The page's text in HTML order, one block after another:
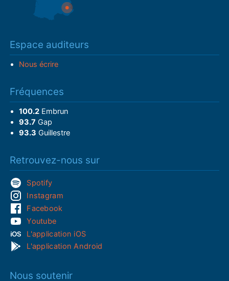
Espace auditeurs
Nous écrire
Fréquences
100.2Embrun
93.7 Gap
93.3 Guillestre
Retrouvez-nous sur
Spotify
Instagram
Facebook
Youtube
L'application iOS
L'application Android
Nous soutenir